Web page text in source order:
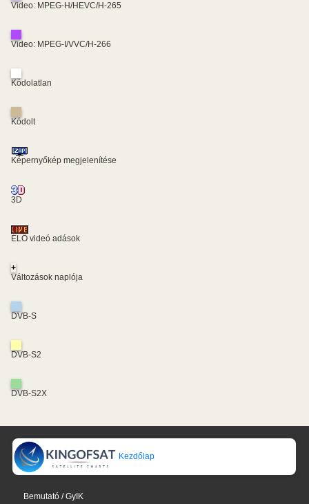
Video: MPEG-H/HEVC/H-265
Video: MPEG-I/VVC/H-266
Kódolatlan
Kódolt
Képernyőkép megjelenítése
3D
ÉLŐ videó adások
+
Változások naplója
DVB-S
DVB-S2
DVB-S2X
Kezdőlap
Bemutató / GyIK